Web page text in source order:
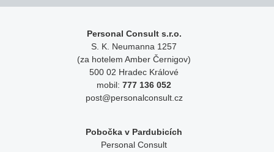
Personal Consult s.r.o.
S. K. Neumanna 1257
(za hotelem Amber Černigov)
500 02 Hradec Králové
mobil: 777 136 052
post@personalconsult.cz
Pobočka v Pardubicích
Personal Consult